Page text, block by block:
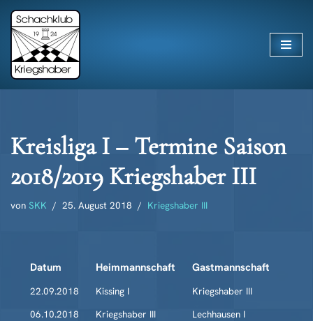
Zum
Inhalt
springen
Kreisliga I – Termine Saison
2018/2019 Kriegshaber III
von SKK 25. August 2018 Kriegshaber III
Datum Heimmannschaft Gastmannschaft
22.09.2018 Kissing I
Kriegshaber III
06.10.2018
Kriegshaber III
Lechhausen I